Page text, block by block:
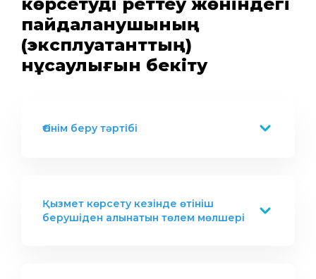
көрсетуді реттеу жөніндегі
пайдаланушының
(эксплуатанттың)
нұсқаулығын бекіту
Өтінім беру тәртібі
Қызмет көрсету кезінде өтініш
берушіден алынатын төлем мөлшері